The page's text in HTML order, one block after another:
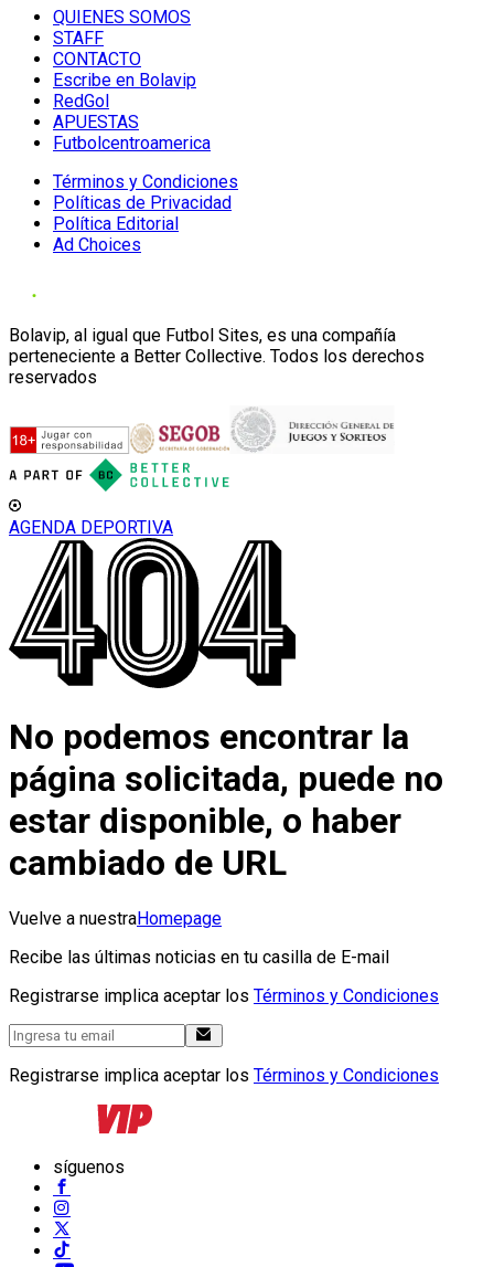
QUIENES SOMOS
STAFF
CONTACTO
Escribe en Bolavip
RedGol
APUESTAS
Futbolcentroamerica
Términos y Condiciones
Políticas de Privacidad
Política Editorial
Ad Choices
Bolavip, al igual que Futbol Sites, es una compañía
perteneciente a Better Collective. Todos los derechos
reservados
AGENDA DEPORTIVA
No podemos encontrar la
página solicitada, puede no
estar disponible, o haber
cambiado de URL
Vuelve a nuestraHomepage
Recibe las últimas noticias en tu casilla de E-mail
Registrarse implica aceptar los Términos y Condiciones
Registrarse implica aceptar los Términos y Condiciones
síguenos